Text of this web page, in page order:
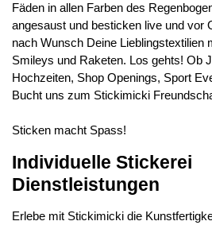
Fäden in allen Farben des
angesaust und besticken live und vor
nach Wunsch Deine Lieblingstextilien
Smileys und Raketen. Los gehts! Ob
Hochzeiten, Shop Openings, Sport
Bucht uns zum Stickimicki
Sticken macht Spass!
Individuelle Stickerei
Dienstleistungen
Erlebe mit Stickimicki die